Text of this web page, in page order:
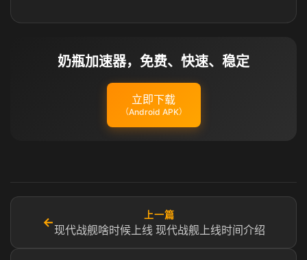
奶瓶加速器，免费、快速、稳定
立即下载
（Android APK）
←
上一篇
现代战舰啥时候上线 现代战舰上线时间介绍